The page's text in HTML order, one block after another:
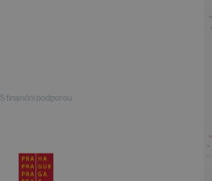
S finanční podporou